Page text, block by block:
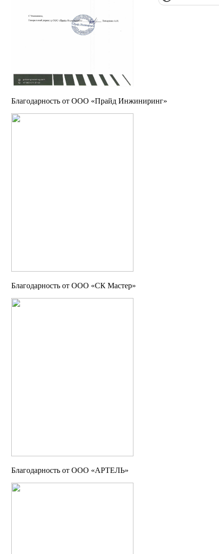
Благодарность от ООО «Прайд Инжиниринг»
Благодарность от ООО «СК Мастер»
Благодарность от ООО «АРТЕЛЬ»